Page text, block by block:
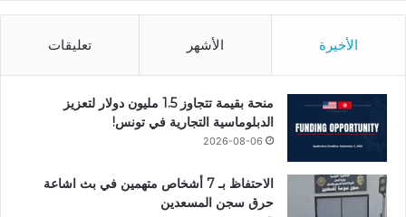
الأخيرة الأشهر تعليقات
منحة بقيمة تتجاوز 1.5 مليون دولار لتعزيز
الدبلوماسية التجارية في تونس!
2026-08-06
الاحتفاظ بـ 7 أشخاص متهمين في بث اشاعة
حرق سجن المسعدين